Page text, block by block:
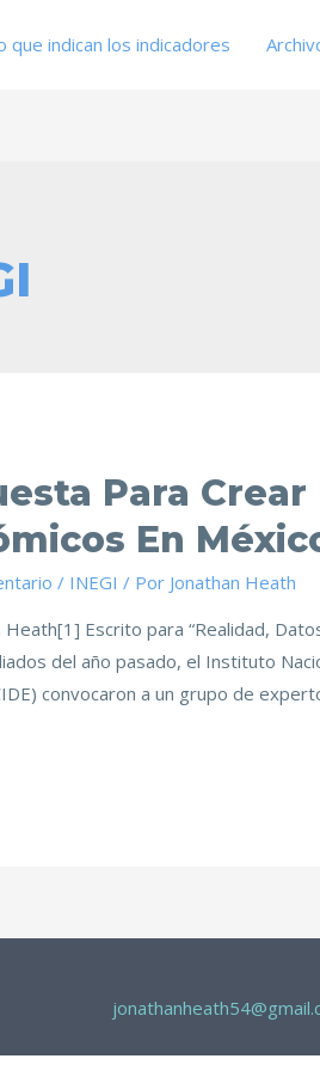
que indican los indicadores
Para
En
/ INEGI / Por Jonathan Heath
Heath[1] Escrito para “Realidad,
del año pasado, el Instituto
convocaron a un grupo de